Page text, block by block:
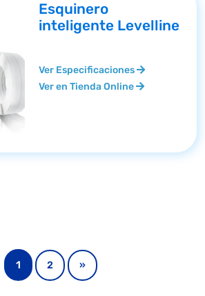
Esquinero
inteligente Levelline
Ver Especificaciones
Ver en Tienda Online
1 2 »